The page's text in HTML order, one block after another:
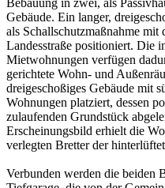
Bebauung in zwei, als
Gebäude. Ein langer,
als Schallschutzmaßnahme
Landesstraße positioniert. Die
Mietwohnungen verfügen
gerichtete Wohn- und
dreigeschoßiges Gebäude mit
Wohnungen platziert, dessen
zulaufenden Grundstück
Erscheinungsbild erhielt die
verlegten Bretter der
Verbunden werden die beiden